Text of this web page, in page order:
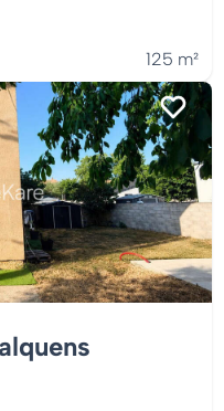
125 m²